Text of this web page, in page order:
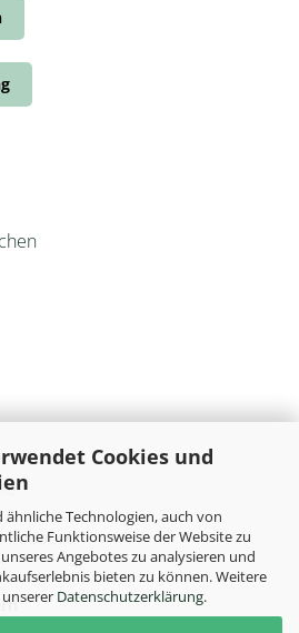
Cookies und
Technologien, auch von
Funktionsweise der Website zu
Angebotes zu analysieren und
bieten zu können. Weitere
Datenschutzerklärung.
Tobacco